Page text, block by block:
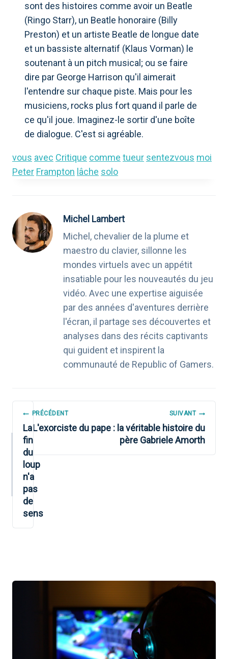
sont des histoires comme avoir un Beatle
(Ringo Starr), un Beatle honoraire (Billy
Preston) et un artiste Beatle de longue date
et un bassiste alternatif (Klaus Vorman) le
soutenant à un pitch musical; ou se faire
dire par George Harrison qu'il aimerait
l'entendre sur chaque piste. Mais pour les
musiciens, rocks plus fort quand il parle de
ce qu'il joue. Imaginez-le sortir d'une boîte
de dialogue. C'est si agréable.
vous avec Critique comme tueur sentezvous moi
Peter Frampton lâche solo
Michel Lambert
Michel, chevalier de la plume et
maestro du clavier, sillonne les
mondes virtuels avec un appétit
insatiable pour les nouveautés du jeu
vidéo. Avec une expertise aiguisée
par des années d'aventures derrière
l'écran, il partage ses découvertes et
analyses dans des récits captivants
qui guident et inspirent la
communauté de Republic of Gamers.
NAVIGATION
DE
L’ARTICLE
PRÉCÉDENT
La
fin
du
loup
n'a
pas
de
sens
SUIVANT
L'exorciste du pape : la véritable histoire du
père Gabriele Amorth